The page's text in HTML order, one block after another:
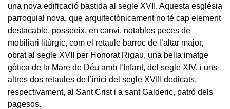
una nova edificació bastida al segle XVII. Aquesta església
parroquial nova, que arquitectònicament no té cap element
destacable, posseeix, en canvi, notables peces de
mobiliari litúrgic, com el retaule barroc de l’altar major,
obrat al segle XVII per Honorat Rigau, una bella imatge
gòtica de la Mare de Déu amb l’Infant, del segle XIV, i uns
altres dos retaules de l’inici del segle XVIII dedicats,
respectivament, al Sant Crist i a sant Galderic, patró dels
pagesos.